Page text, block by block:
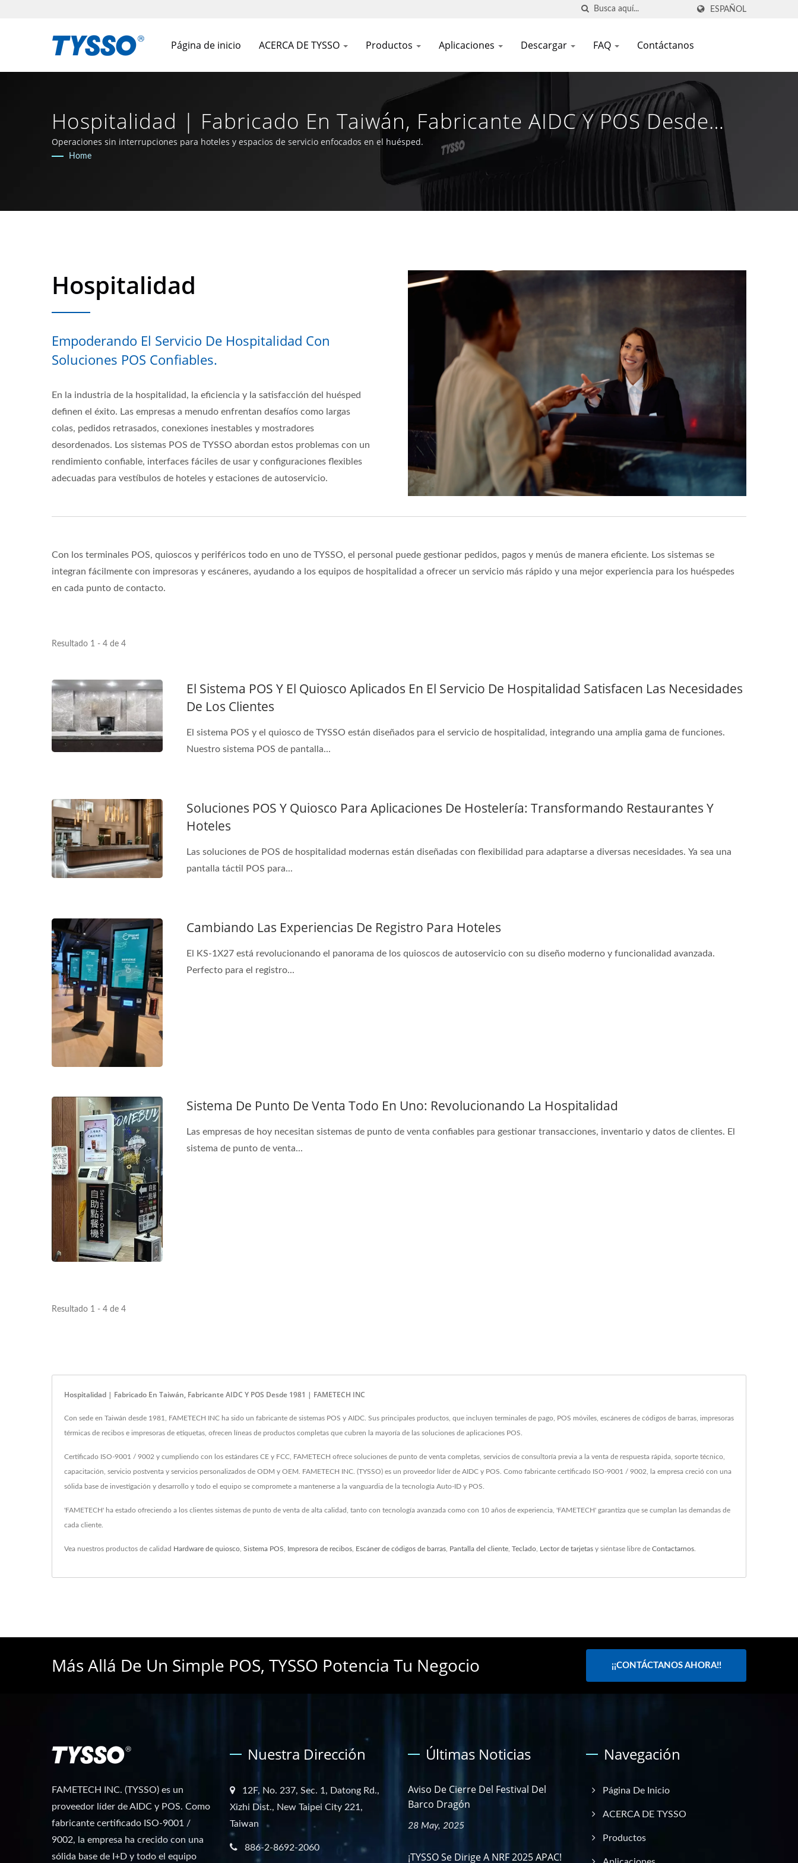
ESPAÑOL
Página de inicio ACERCA DE TYSSO Productos Aplicaciones Descargar FAQ Contáctanos
Hospitalidad | Fabricado En Taiwán, Fabricante AIDC Y POS Desde
1981 | FAMETECH INC
Operaciones sin interrupciones para hoteles y espacios de servicio enfocados en el huésped.
Home
Hospitalidad
Empoderando El Servicio De Hospitalidad Con
Soluciones POS Confiables.
En la industria de la hospitalidad, la eficiencia y la satisfacción del huésped
definen el éxito. Las empresas a menudo enfrentan desafíos como largas
colas, pedidos retrasados, conexiones inestables y mostradores
desordenados. Los sistemas POS de TYSSO abordan estos problemas con un
rendimiento confiable, interfaces fáciles de usar y configuraciones flexibles
adecuadas para vestíbulos de hoteles y estaciones de autoservicio.
Con los terminales POS, quioscos y periféricos todo en uno de TYSSO, el personal puede gestionar pedidos, pagos y menús de manera eficiente. Los sistemas se
integran fácilmente con impresoras y escáneres, ayudando a los equipos de hospitalidad a ofrecer un servicio más rápido y una mejor experiencia para los huéspedes
en cada punto de contacto.
Resultado 1 - 4 de 4
El Sistema POS Y El Quiosco Aplicados En El Servicio De Hospitalidad Satisfacen Las Necesidades
De Los Clientes
El sistema POS y el quiosco de TYSSO están diseñados para el servicio de hospitalidad, integrando una amplia gama de funciones.
Nuestro sistema POS de pantalla...
Soluciones POS Y Quiosco Para Aplicaciones De Hostelería: Transformando Restaurantes Y
Hoteles
Las soluciones de POS de hospitalidad modernas están diseñadas con flexibilidad para adaptarse a diversas necesidades. Ya sea una
pantalla táctil POS para...
Cambiando Las Experiencias De Registro Para Hoteles
El KS-1X27 está revolucionando el panorama de los quioscos de autoservicio con su diseño moderno y funcionalidad avanzada.
Perfecto para el registro...
Sistema De Punto De Venta Todo En Uno: Revolucionando La Hospitalidad
Las empresas de hoy necesitan sistemas de punto de venta confiables para gestionar transacciones, inventario y datos de clientes. El
sistema de punto de venta...
Resultado 1 - 4 de 4
Hospitalidad | Fabricado En Taiwán, Fabricante AIDC Y POS Desde 1981 | FAMETECH INC
Con sede en Taiwán desde 1981, FAMETECH INC ha sido un fabricante de sistemas POS y AIDC. Sus principales productos, que incluyen terminales de pago, POS móviles, escáneres de códigos de barras, impresoras
térmicas de recibos e impresoras de etiquetas, ofrecen líneas de productos completas que cubren la mayoría de las soluciones de aplicaciones POS.
Certificado ISO-9001 / 9002 y cumpliendo con los estándares CE y FCC, FAMETECH ofrece soluciones de punto de venta completas, servicios de consultoría previa a la venta de respuesta rápida, soporte técnico,
capacitación, servicio postventa y servicios personalizados de ODM y OEM. FAMETECH INC. (TYSSO) es un proveedor líder de AIDC y POS. Como fabricante certificado ISO-9001 / 9002, la empresa creció con una
sólida base de investigación y desarrollo y todo el equipo se compromete a mantenerse a la vanguardia de la tecnología Auto-ID y POS.
'FAMETECH' ha estado ofreciendo a los clientes sistemas de punto de venta de alta calidad, tanto con tecnología avanzada como con 10 años de experiencia, 'FAMETECH' garantiza que se cumplan las demandas de
cada cliente.
Vea nuestros productos de calidad Hardware de quiosco Sistema POS Impresora de recibos Escáner de códigos de barras Pantalla del cliente Teclado Lector de tarjetas y siéntase libre de Contactarnos
Más Allá De Un Simple POS, TYSSO Potencia Tu Negocio ¡¡CONTÁCTANOS AHORA!!
FAMETECH INC. (TYSSO) es un
proveedor líder de AIDC y POS. Como
fabricante certificado ISO-9001 /
9002, la empresa ha crecido con una
sólida base de I+D y todo el equipo
Nuestra Dirección
12F, No. 237, Sec. 1, Datong Rd.,
Xizhi Dist., New Taipei City 221,
Taiwan
886-2-8692-2060
Últimas Noticias
Aviso De Cierre Del Festival Del
Barco Dragón
28 May, 2025
¡TYSSO Se Dirige A NRF 2025 APAC!
Navegación
Página De Inicio
ACERCA DE TYSSO
Productos